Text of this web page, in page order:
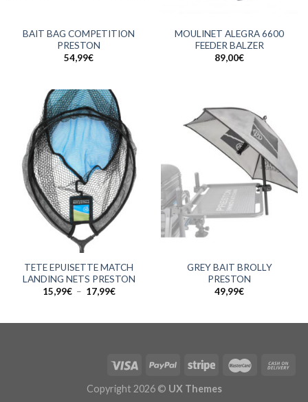
BAIT BAG COMPETITION
PRESTON
54,99€
MOULINET ALEGRA 6600
FEEDER BALZER
89,00€
TETE EPUISETTE MATCH
LANDING NETS PRESTON
15,99€ – 17,99€Plage
à
GREY BAIT BROLLY
PRESTON
49,99€
Copyright 2026 © UX Themes